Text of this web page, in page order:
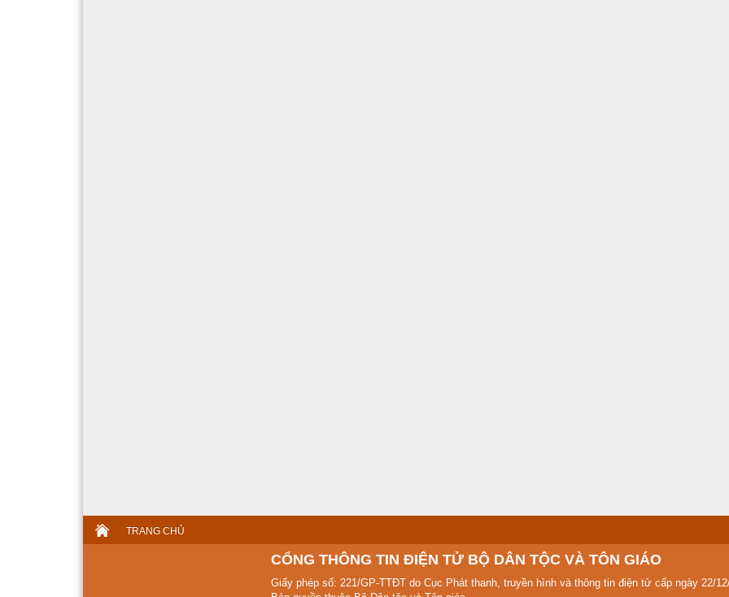
TRANG CHỦ
CỔNG THÔNG TIN ĐIỆN TỬ BỘ DÂN TỘC VÀ TÔN GIÁO
Giấy phép số: 221/GP-TTĐT do Cục Phát thanh, truyền hình và thông tin điện tử cấp ngày 22/